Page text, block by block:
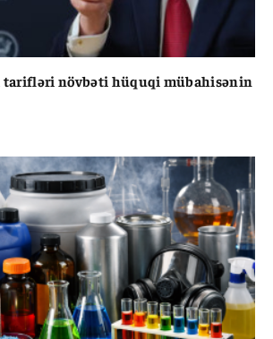
tarifləri növbəti hüquqi mübahisənin